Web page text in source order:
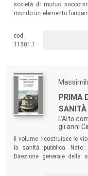
società di mutuo
mondo un elemento
sistemi di welfare. Il
vitalità nel settore della
cosiddetto welfare
cod.
11501.1
PRIMA
SANITÀ
L’Alto
gli anni
Il volume ricostruisce le
la sanità pubblica.
Direzione generale della
rimase attivo sino al